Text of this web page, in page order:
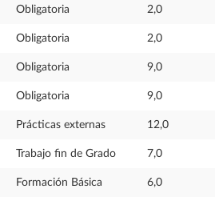
Obligatoria 2,0
Obligatoria 2,0
Obligatoria 9,0
Obligatoria 9,0
Prácticas externas 12,0
Trabajo fin de Grado 7,0
Formación Básica 6,0